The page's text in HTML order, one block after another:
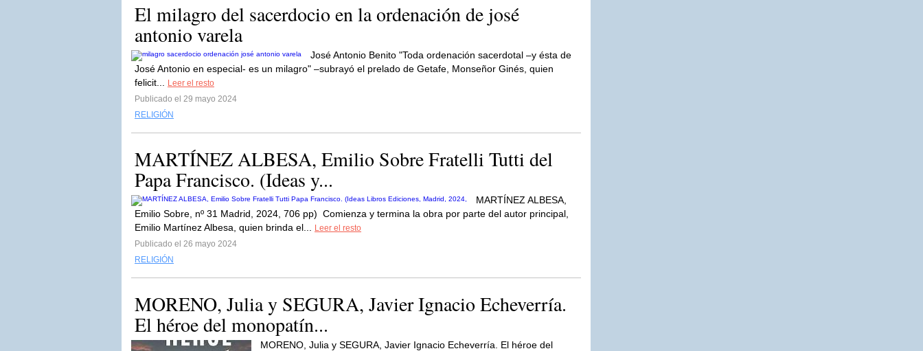
El milagro del sacerdocio en la ordenación de josé
antonio varela
José Antonio Benito "Toda ordenación sacerdotal –y ésta de
José Antonio en especial- es un milagro" –subrayó el prelado de Getafe, Monseñor Ginés, quien
felicit...
Leer el resto
Publicado el 29 mayo 2024
RELIGIÓN
MARTÍNEZ ALBESA, Emilio Sobre Fratelli Tutti del
Papa Francisco. (Ideas y...
MARTÍNEZ ALBESA,
Emilio Sobre, nº 31 Madrid, 2024, 706 pp) Comienza y termina la obra por parte del autor principal,
Emilio Martínez Albesa, quien brinda el...
Leer el resto
Publicado el 26 mayo 2024
RELIGIÓN
MORENO, Julia y SEGURA, Javier Ignacio Echeverría.
El héroe del monopatín...
MORENO, Julia y SEGURA, Javier Ignacio Echeverría. El héroe del